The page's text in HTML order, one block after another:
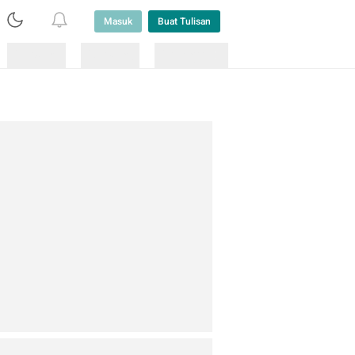
Masuk Buat Tulisan